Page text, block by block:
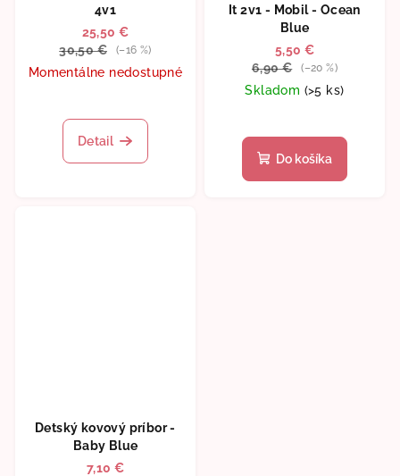
4v1
25,50 €
30,50 €
(–16 %)
Momentálne nedostupné
hodnotenie
produktu
Detail
It 2v1 - Mobil - Ocean
Blue
5,50 €
6,90 €
(–20 %)
Skladom (>5 ks)
Do košíka
Detský kovový príbor -
Baby Blue
7,10 €